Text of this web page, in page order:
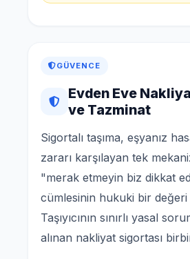
GÜVENCE
Evden Eve
ve Tazminat
Sigortalı taşıma, eşyanız
zararı karşılayan tek
"merak etmeyin biz dikkat
cümlesinin hukuki bir
Taşıyıcının sınırlı yasal
alınan nakliyat sigortası